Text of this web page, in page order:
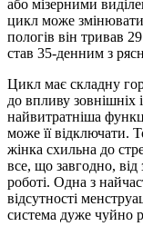
або мізерними
цикл може
пологів він тривав
став 35-денним з
Цикл має складну
до впливу зовнішніх
найвитратніша
може її відключати.
жінка схильна до
все, що завгодно,
роботі. Одна з
відсутності
система дуже чуйно